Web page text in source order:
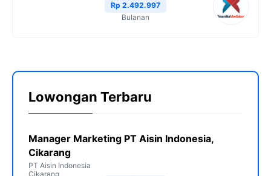
k
Rp 2.492.997
Bulanan
Lowongan Terbaru
Manager Marketing PT Aisin Indonesia,
Cikarang
PT Aisin Indonesia
Cikarang